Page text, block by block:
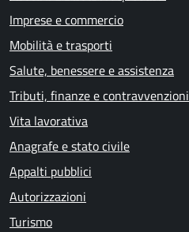
Imprese e commercio
Mobilità e trasporti
Salute, benessere e assistenza
Tributi, finanze e contravvenzioni
Vita lavorativa
Anagrafe e stato civile
Appalti pubblici
Autorizzazioni
Turismo